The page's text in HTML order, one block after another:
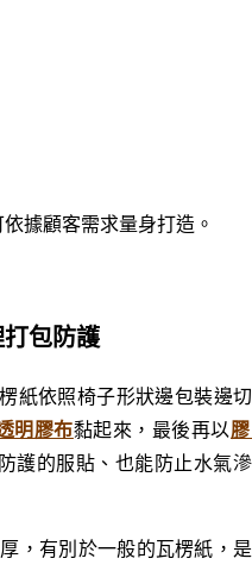
依據顧客需求量身打造 。
包防護
紙依照椅子形狀邊包裝邊切
明膠布黏起來，最後再以膠
護的服貼、也能防止水氣滲
，有別於一般的瓦楞紙，是